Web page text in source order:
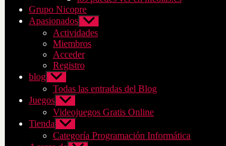
submenú
Grupo Nicopre
Apasionados Mostrar
el
submenú
Actividades
Miembros
Acceder
Registro
blog Mostrar
el
submenú
Todas las entradas del Blog
Juegos Mostrar
el
submenú
Videojuegos Gratis Online
Tienda Mostrar
el
submenú
Categoría Programación Informática